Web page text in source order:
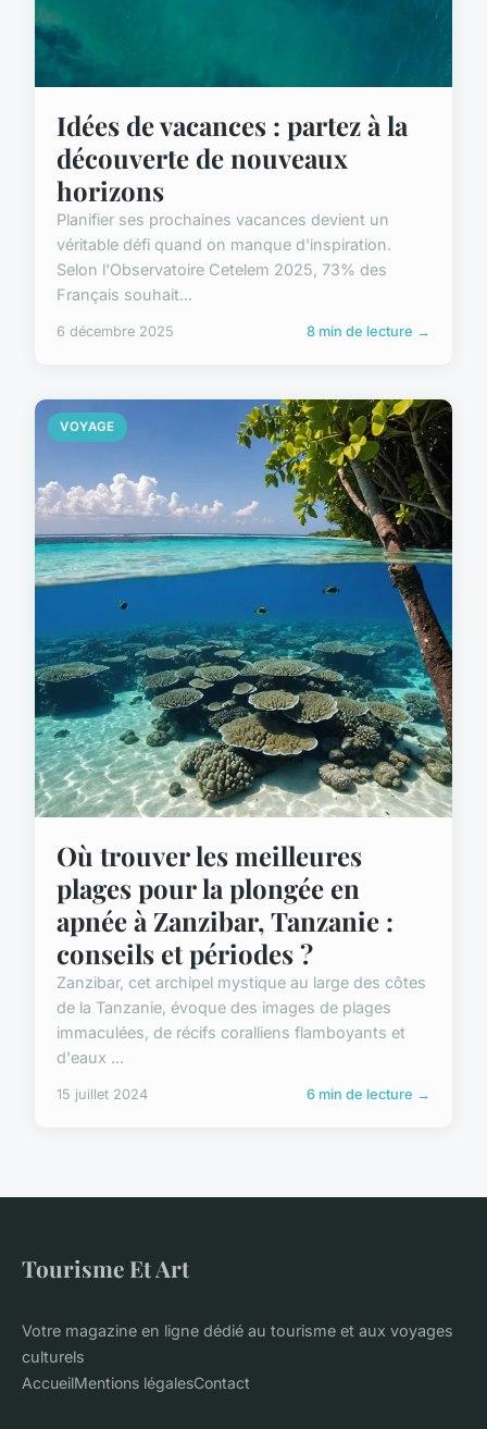
Idées de vacances : partez à la
découverte de nouveaux
horizons
Planifier ses prochaines vacances devient un
véritable défi quand on manque d'inspiration.
Selon l'Observatoire Cetelem 2025, 73% des
Français souhait...
6 décembre 2025 8 min de lecture →
VOYAGE
Où trouver les meilleures
plages pour la plongée en
apnée à Zanzibar, Tanzanie :
conseils et périodes ?
Zanzibar, cet archipel mystique au large des côtes
de la Tanzanie, évoque des images de plages
immaculées, de récifs coralliens flamboyants et
d'eaux ...
15 juillet 2024 6 min de lecture →
Tourisme Et Art
Votre magazine en ligne dédié au tourisme et aux voyages
culturels
AccueilMentions légalesContact